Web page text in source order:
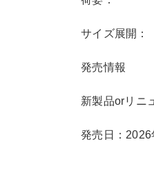
サイズ展開：
発売情報
新製品orリニ
発売日：2026